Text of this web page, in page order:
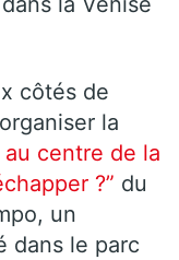
côtés de
la
au centre de la
?” du
un
dans le parc